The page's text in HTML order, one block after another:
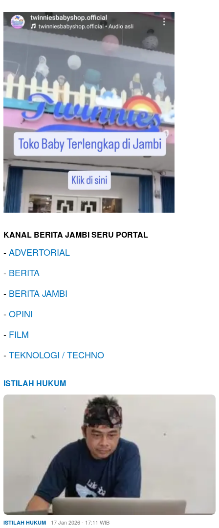
KANAL BERITA JAMBI SERU PORTAL
-ADVERTORIAL
- BERITA
- BERITA JAMBI
-OPINI
- FILM
-TEKNOLOGI / TECHNO
ISTILAH HUKUM
ISTILAH HUKUM 17 Jan 2026 - 17:11 WIB